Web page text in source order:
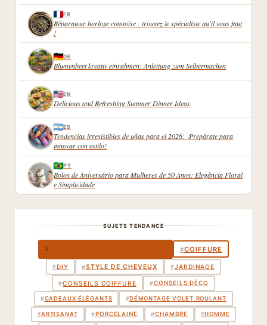
FR
Réparateur horloge comtoise : trouvez le spécialiste qu'il vous faut
!
DE
Blumenbeet kreativ einrahmen: Anleitung zum Selbermachen
EN
Delicious and Refreshing Summer Dinner Ideas
ES
Tendencias irresistibles de uñas para el 2026: ¡Prepárate para
innovar con estilo!
PT
Bolos de Aniversário para Mulheres de 50 Anos: Elegância Floral
e Simplicidade
SUJETS TENDANCE
# #COIFFURE
#DIY #STYLE DE CHEVEUX #JARDINAGE
#CONSEILS COIFFURE #CONSEILS DÉCO
# CADEAUX ÉLÉGANTS # DÉMONTAGE VOLET ROULANT
#ARTISANAT #PORCELAINE #CHAMBRE #HOMME